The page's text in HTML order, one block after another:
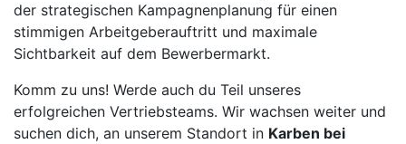
der strategischen Kampagnenplanung für einen
stimmigen Arbeitgeberauftritt und maximale
Sichtbarkeit auf dem Bewerbermarkt.
Komm zu uns! Werde auch du Teil unseres
erfolgreichen Vertriebsteams. Wir wachsen weiter und
suchen dich, an unserem Standort in Karben bei